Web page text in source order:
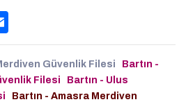
Güvenlik Filesi
Bartın -
Filesi
Bartın - Ulus
Bartın - Amasra Merdiven